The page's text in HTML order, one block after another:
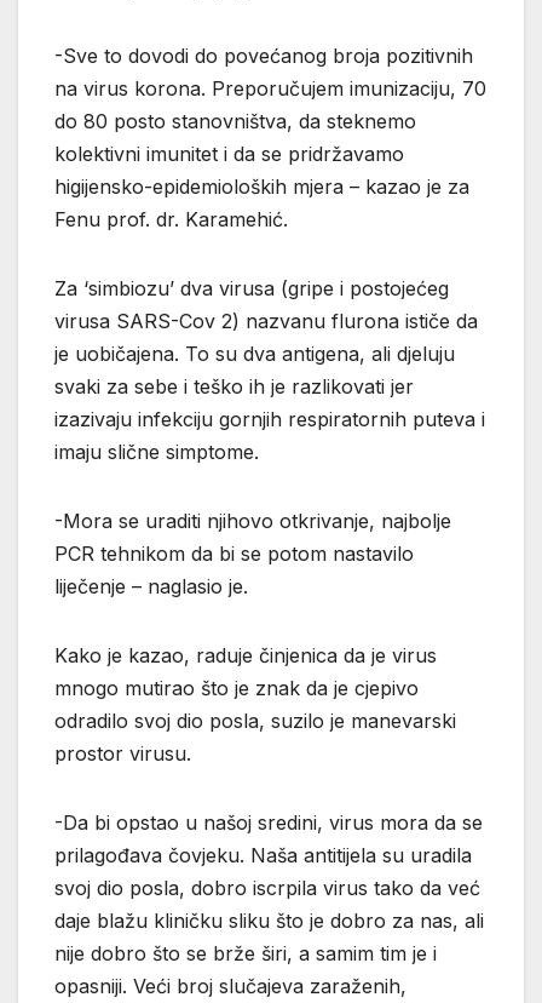
-Sve to dovodi do povećanog broja pozitivnih
na virus korona. Preporučujem imunizaciju, 70
do 80 posto stanovništva, da steknemo
kolektivni imunitet i da se pridržavamo
higijensko-epidemioloških mjera – kazao je za
Fenu prof. dr. Karamehić.
Za ‘simbiozu’ dva virusa (gripe i postojećeg
virusa SARS-Cov 2) nazvanu flurona ističe da
je uobičajena. To su dva antigena, ali djeluju
svaki za sebe i teško ih je razlikovati jer
izazivaju infekciju gornjih respiratornih puteva i
imaju slične simptome.
-Mora se uraditi njihovo otkrivanje, najbolje
PCR tehnikom da bi se potom nastavilo
liječenje – naglasio je.
Kako je kazao, raduje činjenica da je virus
mnogo mutirao što je znak da je cjepivo
odradilo svoj dio posla, suzilo je manevarski
prostor virusu.
-Da bi opstao u našoj sredini, virus mora da se
prilagođava čovjeku. Naša antitijela su uradila
svoj dio posla, dobro iscrpila virus tako da već
daje blažu kliničku sliku što je dobro za nas, ali
nije dobro što se brže širi, a samim tim je i
opasniji. Veći broj slučajeva zaraženih,